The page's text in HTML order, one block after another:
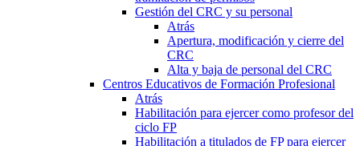
Gestión del CRC y su personal
Atrás
Apertura, modificación y cierre del
CRC
Alta y baja de personal del CRC
Centros Educativos de Formación Profesional
Atrás
Habilitación para ejercer como profesor del
ciclo FP
Habilitación a titulados de FP para ejercer